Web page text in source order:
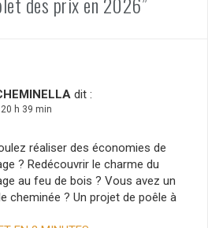
dit :
h 39 min
réaliser des économies de
? Redécouvrir le charme du
au feu de bois ? Vous avez un
cheminée ? Un projet de poêle à